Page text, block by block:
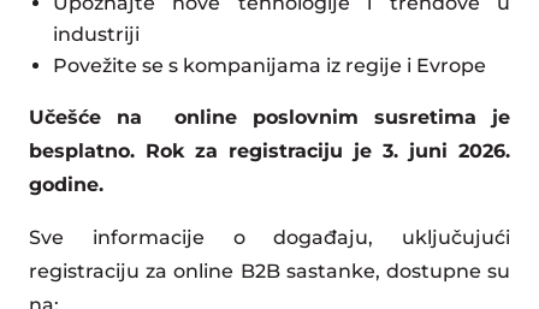
industriji
Povežite se s kompanijama iz regije i Evrope
Učešće na online poslovnim susretima je
besplatno. Rok za registraciju je 3. juni 2026.
godine.
Sve informacije o događaju, uključujući
registraciju za online B2B sastanke, dostupne su